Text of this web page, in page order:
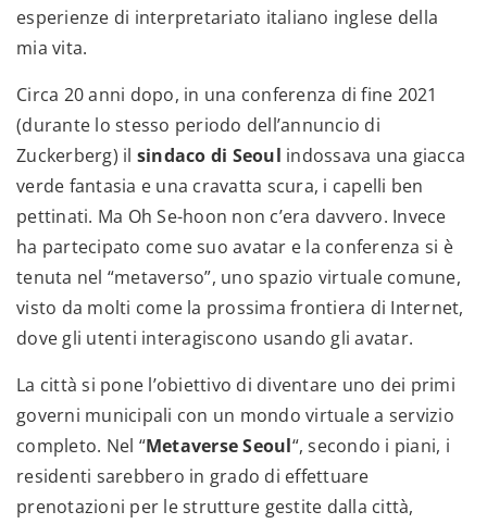
esperienze di interpretariato italiano inglese della
mia vita.
Circa 20 anni dopo, in una conferenza di fine 2021
(durante lo stesso periodo dell’annuncio di
Zuckerberg) il sindaco di Seoul indossava una giacca
verde fantasia e una cravatta scura, i capelli ben
pettinati. Ma Oh Se-hoon non c’era davvero. Invece
ha partecipato come suo avatar e la conferenza si è
tenuta nel “metaverso”, uno spazio virtuale comune,
visto da molti come la prossima frontiera di Internet,
dove gli utenti interagiscono usando gli avatar.
La città si pone l’obiettivo di diventare uno dei primi
governi municipali con un mondo virtuale a servizio
completo. Nel “Metaverse Seoul“, secondo i piani, i
residenti sarebbero in grado di effettuare
prenotazioni per le strutture gestite dalla città,